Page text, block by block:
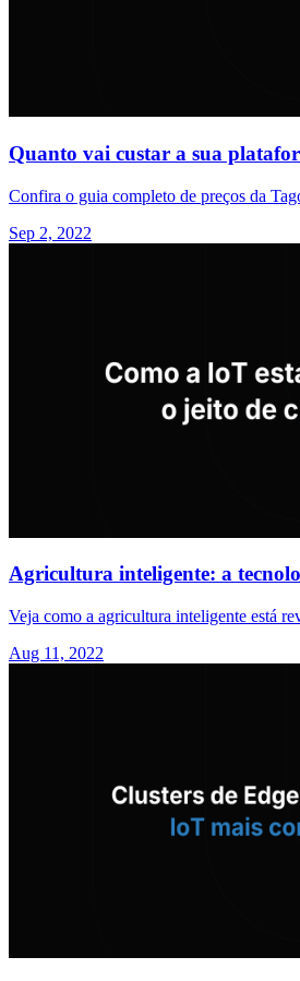
Quanto vai custar a sua
Confira o guia completo de preços da
Sep 2, 2022
Agricultura inteligente: a
Veja como a agricultura inteligente está
Aug 11, 2022